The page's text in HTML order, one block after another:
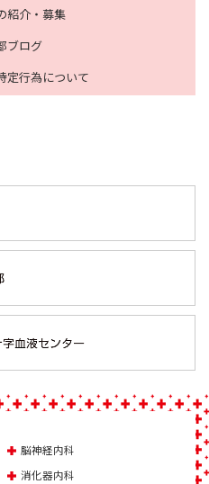
紹介・募集
ブログ
定行為について
脳神経内科
消化器内科